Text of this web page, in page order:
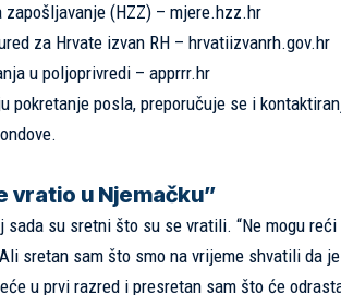
zapošljavanje (HZZ) –mjere.hzz.hr
za Hrvate izvan RH –hrvatiizvanrh.gov.hr
u poljoprivredi –apprrr.hr
pokretanje posla, preporučuje se i
vratio u Njemačku”
sada su sretni što su se vratili. “Ne mogu
sretan sam što smo na vrijeme shvatili da
u prvi razred i presretan sam što će